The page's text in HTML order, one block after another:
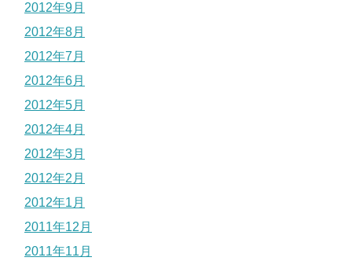
2012年9月
2012年8月
2012年7月
2012年6月
2012年5月
2012年4月
2012年3月
2012年2月
2012年1月
2011年12月
2011年11月